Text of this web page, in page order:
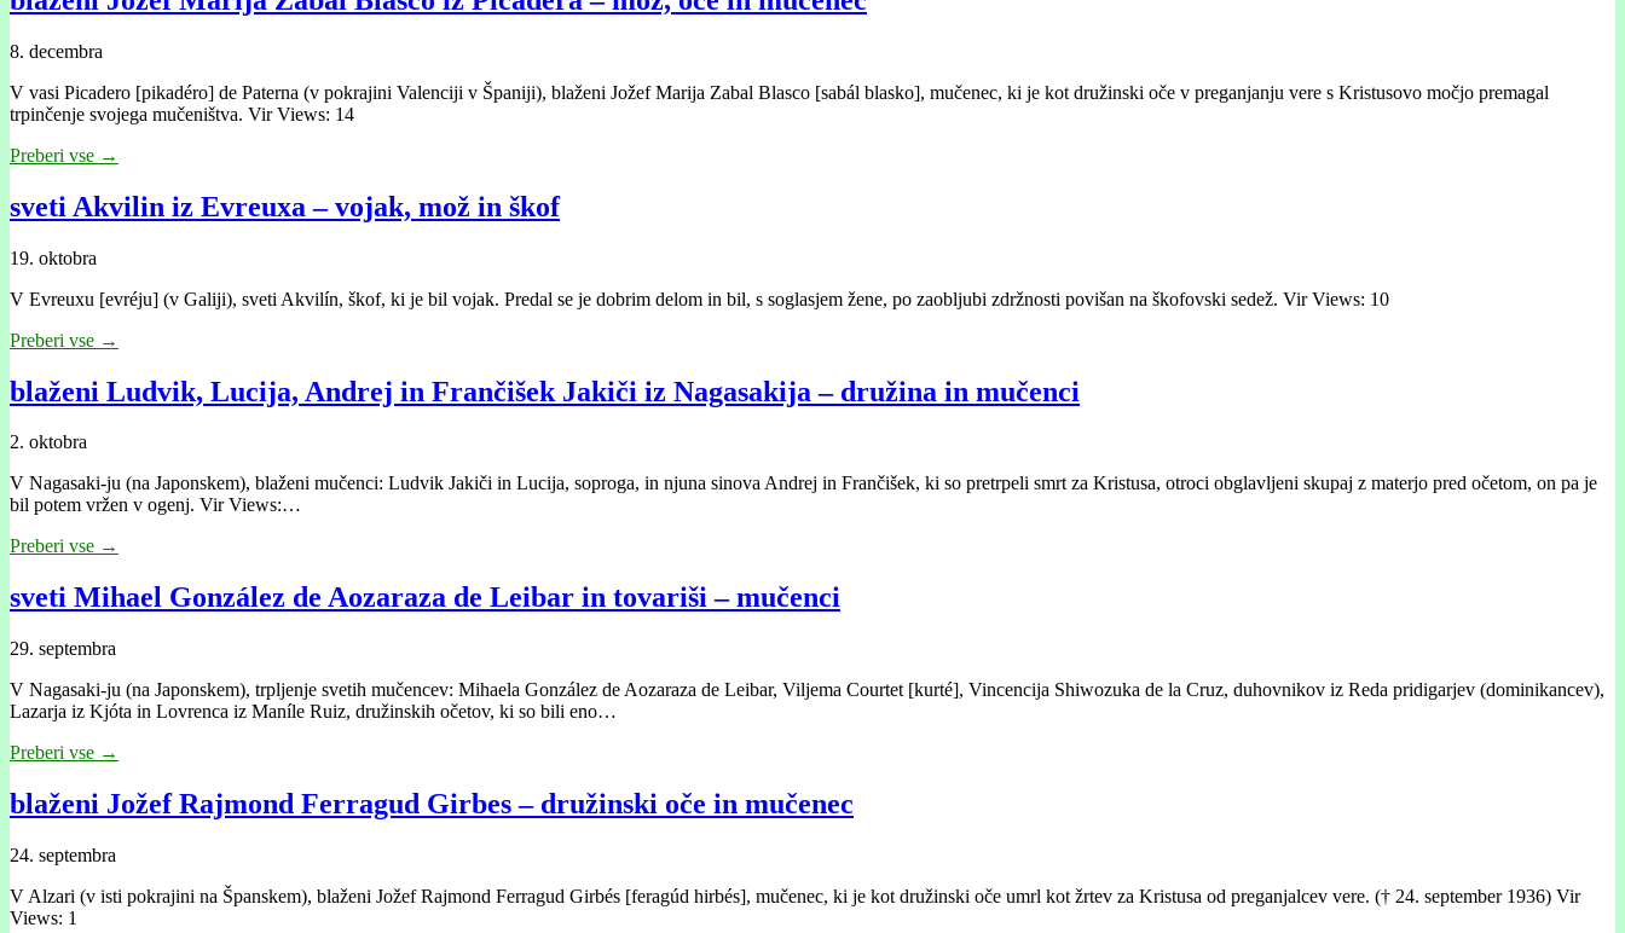
8. decembra
V vasi Picadero [pikadéro] de Paterna (v pokrajini Valenciji v Španiji), blaženi Jožef Marija Zabal Blasco [sabál blasko], mučenec, ki je kot družinski oče v preganjanju vere s Kristusovo močjo premagal
trpinčenje svojega mučeništva. Vir Views: 14
Preberi vse →
sveti Akvilin iz Evreuxa – vojak, mož in škof
19. oktobra
V Evreuxu [evréju] (v Galiji), sveti Akvilín, škof, ki je bil vojak. Predal se je dobrim delom in bil, s soglasjem žene, po zaobljubi zdržnosti povišan na škofovski sedež. Vir Views: 10
Preberi vse →
blaženi Ludvik, Lucija, Andrej in Frančišek Jakiči iz Nagasakija – družina in mučenci
2. oktobra
V Nagasaki-ju (na Japonskem), blaženi mučenci: Ludvik Jakiči in Lucija, soproga, in njuna sinova Andrej in Frančišek, ki so pretrpeli smrt za Kristusa, otroci obglavljeni skupaj z materjo pred očetom, on pa je
bil potem vržen v ogenj. Vir Views:…
Preberi vse →
sveti Mihael González de Aozaraza de Leibar in tovariši – mučenci
29. septembra
V Nagasaki-ju (na Japonskem), trpljenje svetih mučencev: Mihaela González de Aozaraza de Leibar, Viljema Courtet [kurté], Vincencija Shiwozuka de la Cruz, duhovnikov iz Reda pridigarjev (dominikancev),
Lazarja iz Kjóta in Lovrenca iz Maníle Ruiz, družinskih očetov, ki so bili eno…
Preberi vse →
blaženi Jožef Rajmond Ferragud Girbes – družinski oče in mučenec
24. septembra
V Alzari (v isti pokrajini na Španskem), blaženi Jožef Rajmond Ferragud Girbés [feragúd hirbés], mučenec, ki je kot družinski oče umrl kot žrtev za Kristusa od preganjalcev vere. († 24. september 1936) Vir
Views: 1